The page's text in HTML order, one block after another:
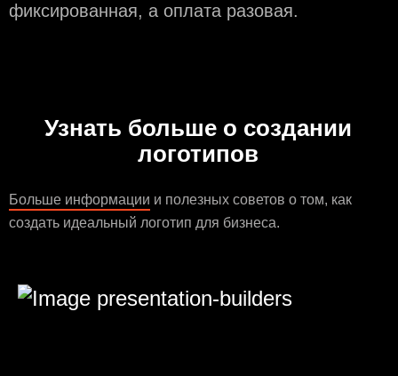
фиксированная, а оплата разовая.
Узнать больше о создании
логотипов
Больше информации и полезных советов о том, как
создать идеальный логотип для бизнеса.